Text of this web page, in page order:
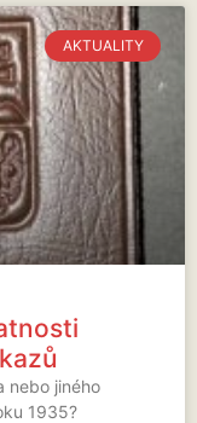
AKTUALITY
nebo jiného
1935?